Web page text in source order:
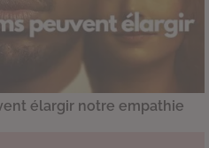
élargir notre empathie